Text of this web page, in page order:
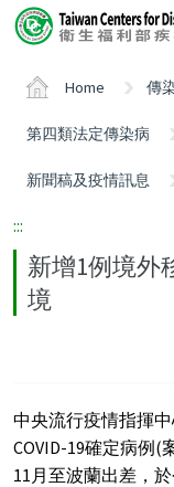
Center
block
Home 傳
第四類法定傳染病
新聞稿及疫情訊息
:::
新增1例境外
境
中央流行疫情指揮
COVID-19確定病例(
11月至波蘭出差，